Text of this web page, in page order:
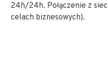
24h/24h. Połączenie z
celach biznesowych).